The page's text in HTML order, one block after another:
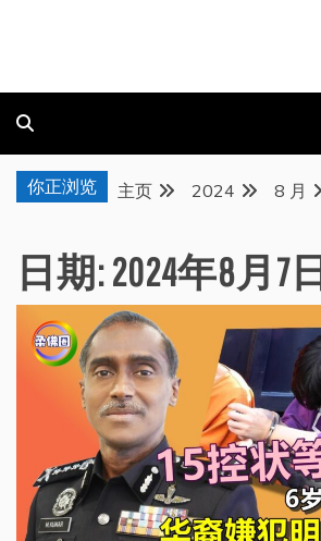
你正浏览 主页 2024 8 月
日期:2024年8月7日